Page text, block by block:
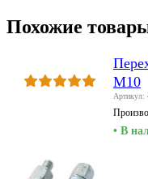
Похожие
М10
Артикул:
• В